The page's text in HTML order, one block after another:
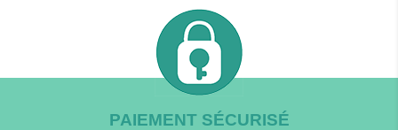
PAIEMENT SÉCURISÉ